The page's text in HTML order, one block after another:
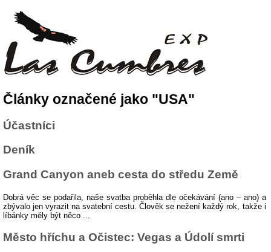
Články označené jako "USA"
Účastníci
Deník
Grand Canyon aneb cesta do středu Země
Dobrá věc se podařila, naše svatba proběhla dle očekávání (ano – ano) a
zbývalo jen vyrazit na svatební cestu. Člověk se nežení každý rok, takže i
líbánky měly být něco ...
Město hříchu a Očistec: Vegas a Údolí smrti